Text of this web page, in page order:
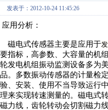
发表于：2012-10-24 11:45:26
应用分析：
磁电式传感器主要是应用于
要指标，高参数、大容量的机
轮发电机组振动监测设备多为
品。多数振动传感器的计量检
验、安装、使用不当导致运行
理来实现转速测量的。磁电式
磁力线，齿轮转动会切割磁力